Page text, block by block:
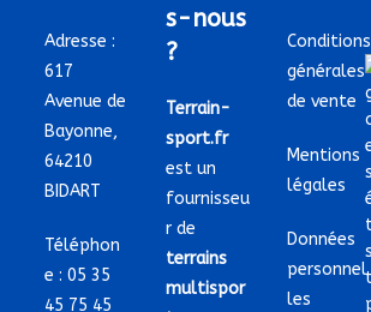
Adresse :
617
Avenue de
Bayonne,
64210
BIDART
Téléphon
e :05 35
45 75 45
s-nous
?
Terrain-
sport.fr
est un
fournisseu
r de
terrains
multispor
Conditions
générales
de vente
Mentions
légales
Données
personnel
les